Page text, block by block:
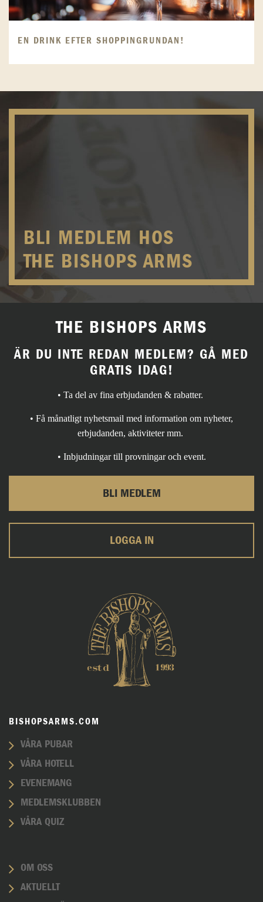
EN DRINK EFTER SHOPPINGRUNDAN!
BLI MEDLEM HOS
THE BISHOPS ARMS
THE BISHOPS ARMS
ÄR DU INTE REDAN MEDLEM? GÅ MED
GRATIS IDAG!
• Ta del av fina erbjudanden & rabatter.
• Få månatligt nyhetsmail med information om nyheter,
erbjudanden, aktiviteter mm.
• Inbjudningar till provningar och event.
BLI MEDLEM
LOGGA IN
BISHOPSARMS.COM
VÅRA PUBAR
VÅRA HOTELL
EVENEMANG
MEDLEMSKLUBBEN
VÅRA QUIZ
OM OSS
AKTUELLT